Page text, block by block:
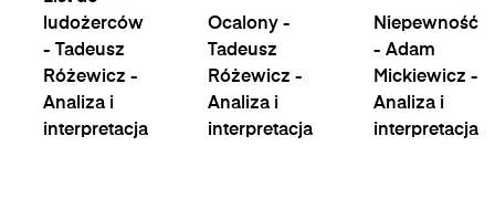
ludożerców
- Tadeusz
Różewicz -
Analiza i
interpretacja
Ocalony -
Tadeusz
Różewicz -
Analiza i
interpretacja
Niepewność
- Adam
Mickiewicz -
Analiza i
interpretacja